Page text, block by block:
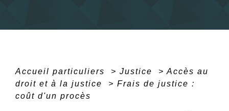
Accueil particuliers > Justice > Accès au
droit et à la justice
> Frais de justice :
coût d'un procès